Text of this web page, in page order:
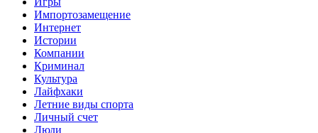
Импортозамещение
Интернет
Истории
Компании
Криминал
Культура
Лайфхаки
Летние виды спорта
Личный счет
Люди